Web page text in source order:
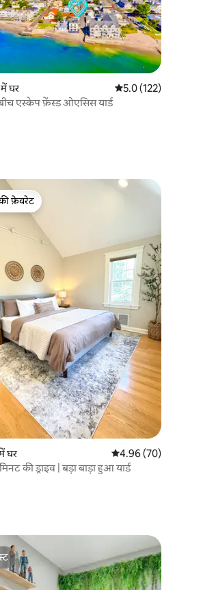
समीक्षाएँ
में घर औसत रेटिंग 5 में से 5.0,
5.0 (122)
एस्केप फ़ेंस्ड ओएसिस यार्ड
समीक्षाएँ
फ़ेवरेट
फ़ेवरेट
घर औसत रेटिंग 5 में से 4.96,
4.96 (70)
की ड्राइव | बड़ा बाड़ा हुआ यार्ड